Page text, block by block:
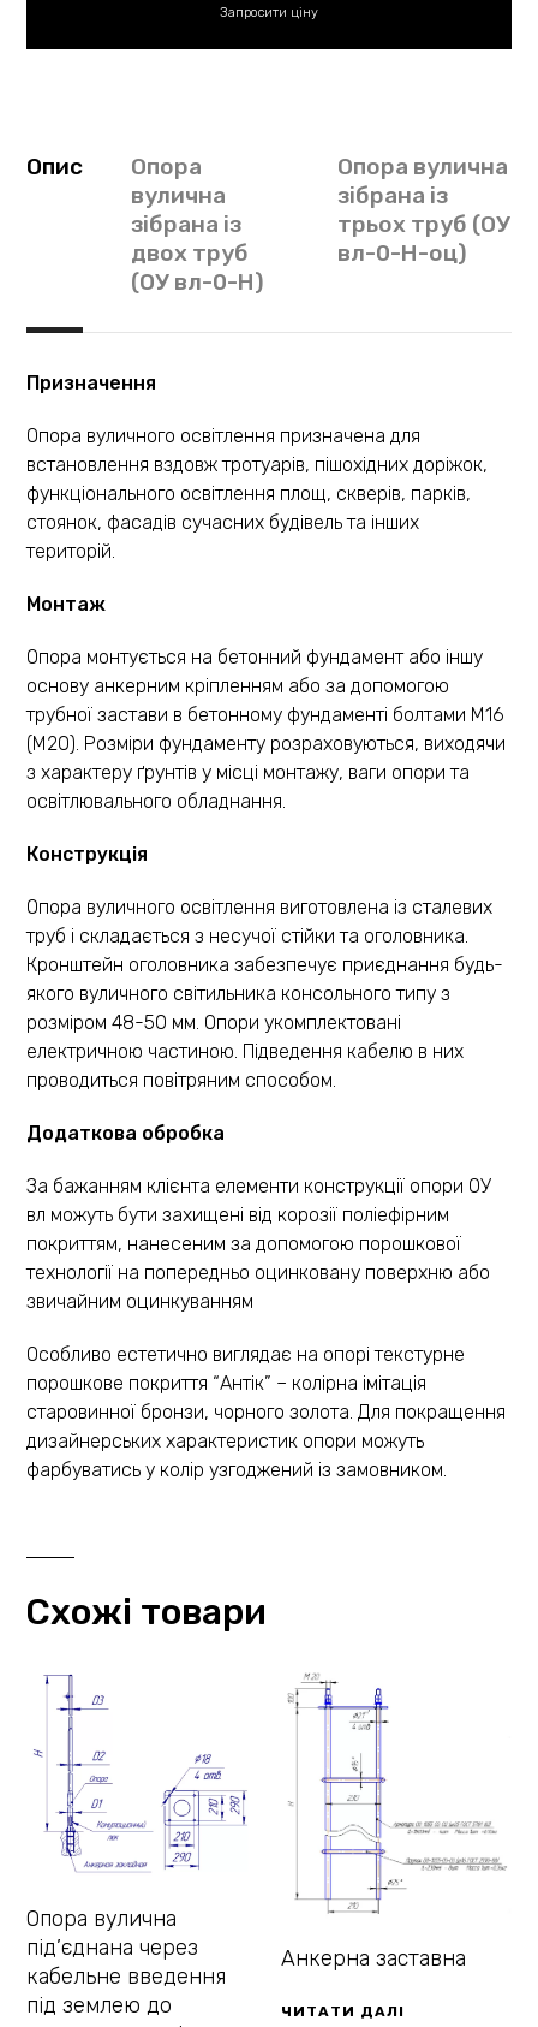
Опис
Опора
вулична
зібрана із
двох труб
(ОУ вл-0-Н)
Опора вулична
зібрана із
трьох труб (ОУ
вл-0-Н-оц)
Призначення
Опора вуличного освітлення призначена для
встановлення вздовж тротуарів, пішохідних доріжок,
функціонального освітлення площ, скверів, парків,
стоянок, фасадів сучасних будівель та інших
територій.
Монтаж
Опора монтується на бетонний фундамент або іншу
основу анкерним кріпленням або за допомогою
трубної застави в бетонному фундаменті болтами М16
(М20). Розміри фундаменту розраховуються, виходячи
з характеру ґрунтів у місці монтажу, ваги опори та
освітлювального обладнання.
Конструкція
Опора вуличного освітлення виготовлена ​​із сталевих
труб і складається з несучої стійки та оголовника.
Кронштейн оголовника забезпечує приєднання будь-
якого вуличного світильника консольного типу з
розміром 48-50 мм. Опори укомплектовані
електричною частиною. Підведення кабелю в них
проводиться повітряним способом.
Додаткова обробка
За бажанням клієнта елементи конструкції опори ОУ
вл можуть бути захищені від корозії поліефірним
покриттям, нанесеним за допомогою порошкової
технології на попередньо оцинковану поверхню або
звичайним оцинкуванням
Особливо естетично виглядає на опорі текстурне
порошкове покриття “Антік” – колірна імітація
старовинної бронзи, чорного золота. Для покращення
дизайнерських характеристик опори можуть
фарбуватись у колір узгоджений із замовником.
Схожі товари
Опора вулична
під’єднана через
кабельне введення
під землею до
Анкерна заставна
ЧИТАТИ ДАЛІ